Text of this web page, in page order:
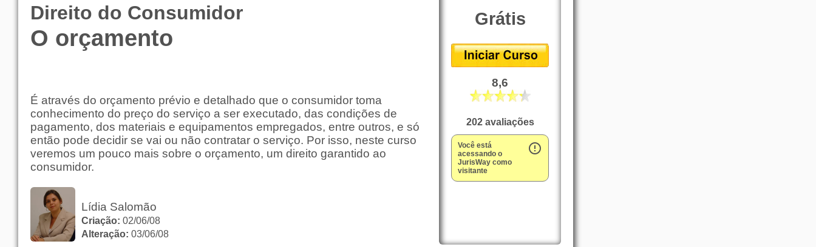
Direito do Consumidor
O orçamento
É através do orçamento prévio e detalhado que o consumidor toma
conhecimento do preço do serviço a ser executado, das condições de
pagamento, dos materiais e equipamentos empregados, entre outros, e só
então pode decidir se vai ou não contratar o serviço. Por isso, neste curso
veremos um pouco mais sobre o orçamento, um direito garantido ao
consumidor.
Lídia Salomão
Criação: 02/06/08
Alteração: 03/06/08
Grátis
8,6
202 avaliações
error_outline
Você está
acessando o
JurisWay como
visitante